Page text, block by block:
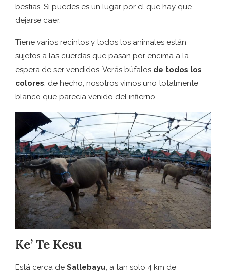
bestias. Si puedes es un lugar por el que hay que
dejarse caer.
Tiene varios recintos y todos los animales están
sujetos a las cuerdas que pasan por encima a la
espera de ser vendidos. Verás búfalos de todos los
colores, de hecho, nosotros vimos uno totalmente
blanco que parecía venido del infierno.
Ke’ Te Kesu
Está cerca de Sallebayu, a tan solo 4 km de